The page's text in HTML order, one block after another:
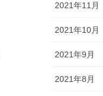
2021年11月
2021年10月
2021年9月
2021年8月